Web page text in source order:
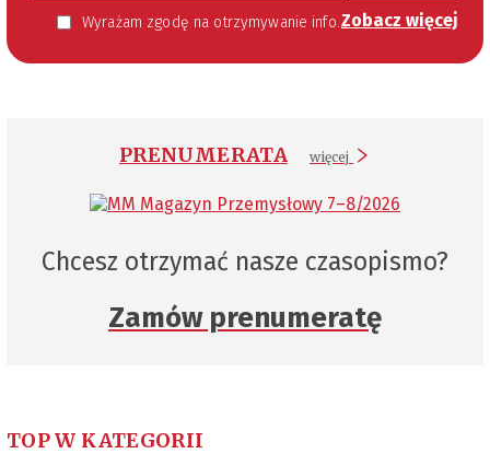
Wyrażam zgodę na otrzymywanie informacji handlowej kierowanej do mnie za pomocą środków komunikacji elektronicznej w szczególności poczty elektronicznej zgodnie z przepisem art. 10 ust 2 ustawy z dnia 18 lipca 2002 roku o świadczeniu usług drogą elektroniczną (Dz. U. 144 z 2002 r. poz. 1204). Zgoda jest dobrowolna, jednak jej wyrażenie jest konieczne, aby otrzymywać newsletter. Zobacz więcej
PRENUMERATA więcej
Chcesz otrzymać nasze czasopismo?
Zamów prenumeratę
TOP W KATEGORII